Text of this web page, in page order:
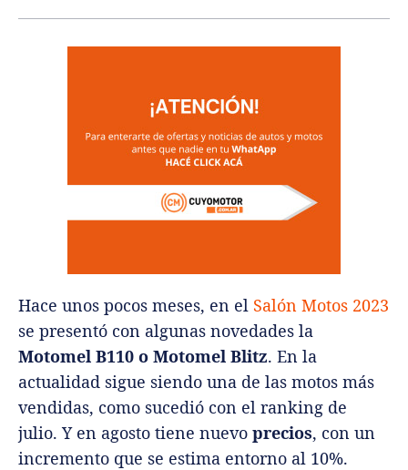
Hace unos pocos meses, en el Salón Motos 2023
se presentó con algunas novedades la
Motomel B110 o Motomel Blitz. En la
actualidad sigue siendo una de las motos más
vendidas, como sucedió con el ranking de
julio. Y en agosto tiene nuevo precios, con un
incremento que se estima entorno al 10%.